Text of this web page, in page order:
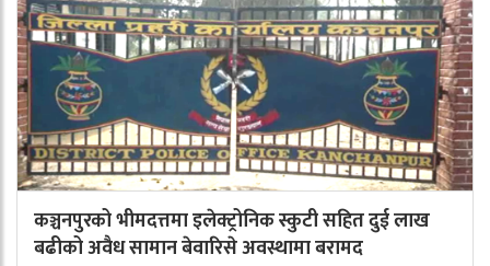
कञ्चनपुरको भीमदत्तमा इलेक्ट्रोनिक स्कुटी सहित दुई लाख
बढीको अवैध सामान बेवारिसे अवस्थामा बरामद